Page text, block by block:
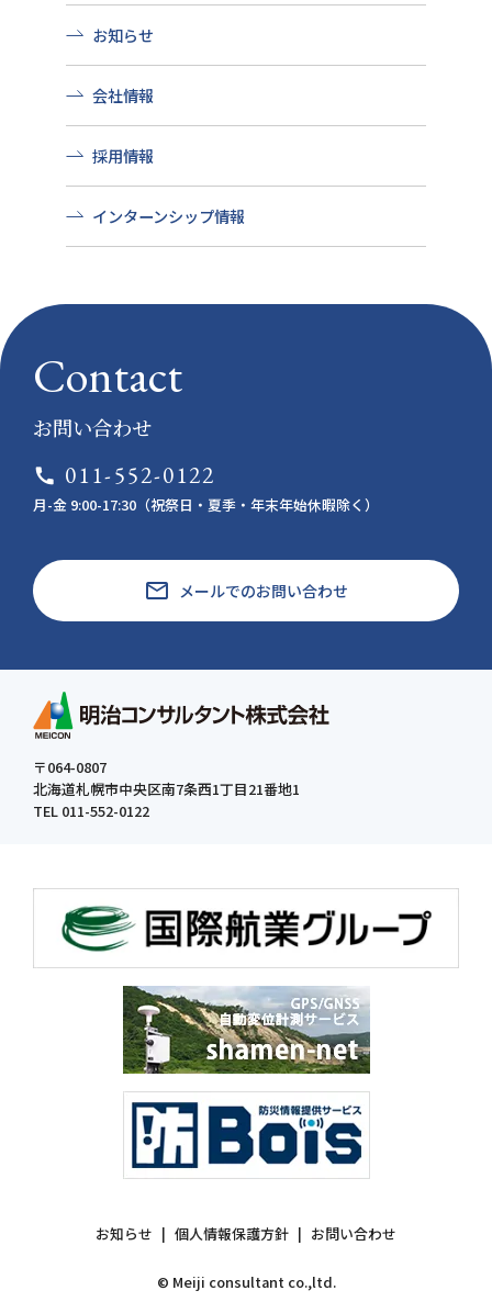
お知らせ
会社情報
採用情報
インターンシップ情報
Contact
お問い合わせ
call 011-552-0122
月-金 9:00-17:30（祝祭日・夏季・年末年始休暇除く）
email メールでのお問い合わせ
〒064-0807
北海道札幌市中央区南7条西1丁目21番地1
TEL 011-552-0122
お知らせ 個人情報保護方針 お問い合わせ
© Meiji consultant co.,ltd.